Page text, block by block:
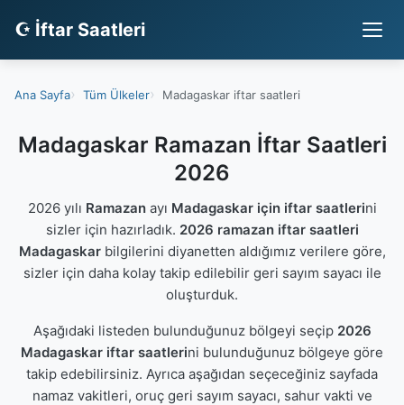
☪ İftar Saatleri
Ana Sayfa Tüm Ülkeler Madagaskar iftar saatleri
Madagaskar Ramazan İftar Saatleri
2026
2026 yılı Ramazanayı Madagaskar için iftar saatlerini
sizler için hazırladık. 2026 ramazan iftar saatleri
Madagaskarbilgilerini diyanetten aldığımız verilere göre,
sizler için daha kolay takip edilebilir geri sayım sayacı ile
oluşturduk.
Aşağıdaki listeden bulunduğunuz bölgeyi seçip 2026
Madagaskar iftar saatlerini bulunduğunuz bölgeye göre
takip edebilirsiniz. Ayrıca aşağıdan seçeceğiniz sayfada
namaz vakitleri, oruç geri sayım sayacı, sahur vakti ve